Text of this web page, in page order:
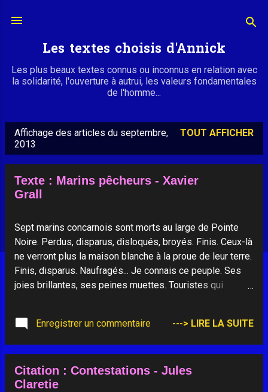
Les textes choisis d'Annick
Les plus beaux textes connus ou inconnus en relation avec
la solidarité, l'ouverture à autrui, les valeurs fondamentales
de l'homme...
r
Affichage des articles du septembre,
2013
TOUT AFFICHER
Texte : Marins pêcheurs - Xavier
Grall
Sept marins concarnois sont morts au large de Pointe
Noire. Perdus, disparus, disloqués, broyés. Finis. Ceux-là
ne verront plus la maison blanche à la proue de leur terre.
Finis, disparus. Naufragés... Je connais ce peuple. Ses
joies brillantes, ses peines muettes. Touristes qui
marins les ont désertées. Leurs demeures sont de ce
temps, comme est de ce temps leur amour de la vie. Et
ramassez vos appareils photos : Vous blesseriez ces
hommes à les prendre pour des êtres de l'âge de pierre.
Ils sont d'aujourd'hui. Seule, éternelle, la dureté de leur
Enregistrer un commentaire ---> LIRE LA SUITE
Citation : Contestations - Jules
Claretie